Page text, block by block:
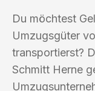
Du möchtest
Umzugsgüter
transportierst?
Schmitt Herne